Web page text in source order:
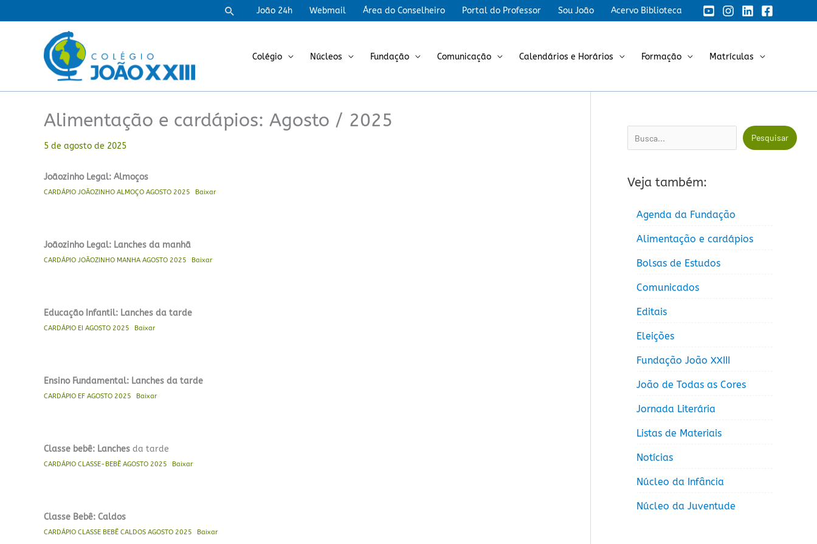
para
PesquisarJoão 24h Webmail Área do Conselheiro Portal do Professor Sou João Acervo Biblioteca
Colégio Núcleos Fundação Comunicação Calendários e Horários Formação Matrículas
Alimentação e cardápios: Agosto / 2025
5 de agosto de 2025
Joãozinho Legal: Almoços
CARDÁPIO JOÃOZINHO ALMOÇO AGOSTO 2025 Baixar
Joãozinho Legal: Lanches da manhã
CARDÁPIO JOÃOZINHO MANHA AGOSTO 2025 Baixar
Educação Infantil: Lanches da tarde
CARDÁPIO EI AGOSTO 2025 Baixar
Ensino Fundamental: Lanches da tarde
CARDÁPIO EF AGOSTO 2025 Baixar
Classe bebê: Lanches da tarde
CARDÁPIO CLASSE-BEBÊ AGOSTO 2025 Baixar
Classe Bebê: Caldos
CARDÁPIO CLASSE BEBÊ CALDOS AGOSTO 2025 Baixar
Pesquisar Pesquisar
Veja também:
Agenda da Fundação
Alimentação e cardápios
Bolsas de Estudos
Comunicados
Editais
Eleições
Fundação João XXIII
João de Todas as Cores
Jornada Literária
Listas de Materiais
Notícias
Núcleo da Infância
Núcleo da Juventude